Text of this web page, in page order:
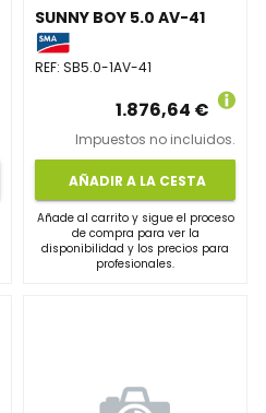
SUNNY BOY 5.0 AV-41
REF:SB5.0-1AV-41
1.876,64 €
Impuestos no incluidos.
AÑADIR A LA CESTA
Añade al carrito y sigue el proceso
de compra para ver la
disponibilidad y los precios para
profesionales.